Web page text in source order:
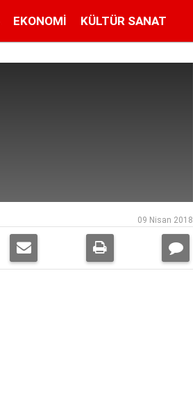
EKONOMI KÜLTÜR SANAT
09 Nisan 2018